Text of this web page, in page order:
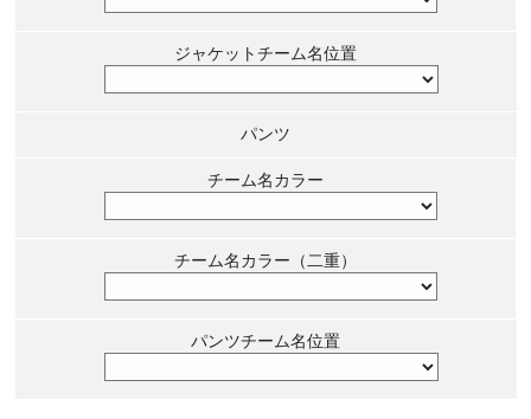
ジャケットチーム名位置
パンツ
チーム名カラー
チーム名カラー（二重）
パンツチーム名位置